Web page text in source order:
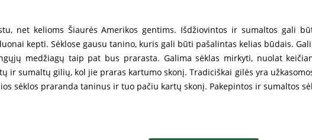
net kelioms Šiaurės Amerikos gentims. Išdžiovintos ir sumaltos gali
kepti. Sėklose gausu tanino, kuris gali būti pašalintas kelias būdais.
medžiagų taip pat bus prarasta. Galima sėklas mirkyti, nuolat
ir sumaltų gilių, kol jie praras kartumo skonį. Tradiciškai gilės yra
sėklos praranda taninus ir tuo pačiu kartų skonį. Pakepintos ir sumaltos